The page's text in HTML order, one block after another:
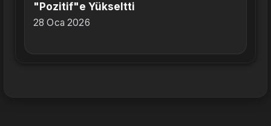
"Pozitif"e Yükseltti
28 Oca 2026